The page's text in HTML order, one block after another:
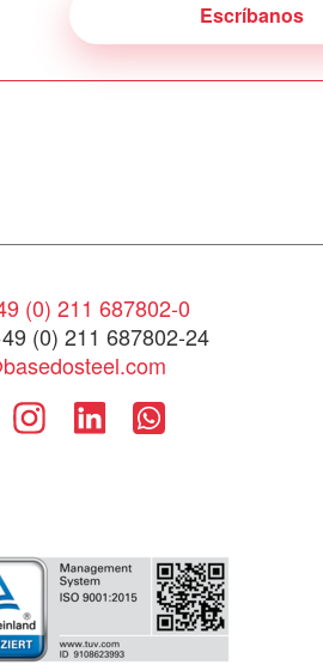
Escríbanos
(0) 211 687802-0
(0) 211 687802-24